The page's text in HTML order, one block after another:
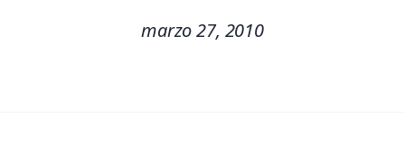
marzo 27, 2010